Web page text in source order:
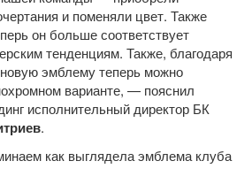
и поменяли цвет. Также
он больше соответствует
тенденциям. Также, благодаря
эмблему теперь можно
варианте, — пояснил
исполнительный директор БК
.
как выглядела эмблема клуба